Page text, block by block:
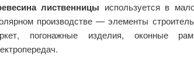
лиственницы используется в
производстве — элементы
погонажные изделия, оконные